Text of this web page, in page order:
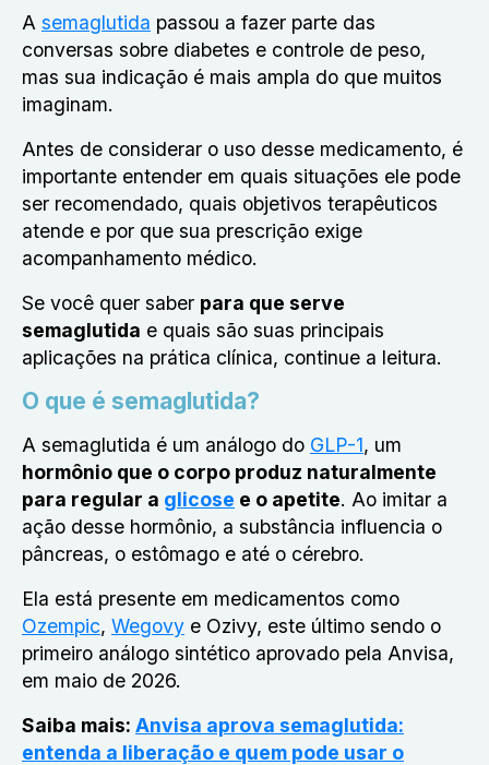
A semaglutida passou a fazer parte das
conversas sobre diabetes e controle de peso,
mas sua indicação é mais ampla do que muitos
imaginam.
Antes de considerar o uso desse medicamento, é
importante entender em quais situações ele pode
ser recomendado, quais objetivos terapêuticos
atende e por que sua prescrição exige
acompanhamento médico.
Se você quer saber para que serve
semaglutida e quais são suas principais
aplicações na prática clínica, continue a leitura.
O que é semaglutida?
A semaglutida é um análogo do GLP-1, um
hormônio que o corpo produz naturalmente
para regular a glicose e o apetite. Ao imitar a
ação desse hormônio, a substância influencia o
pâncreas, o estômago e até o cérebro.
Ela está presente em medicamentos como
Ozempic, Wegovy e Ozivy, este último sendo o
primeiro análogo sintético aprovado pela Anvisa,
em maio de 2026.
Saiba mais: Anvisa aprova semaglutida:
entenda a liberação e quem pode usar o